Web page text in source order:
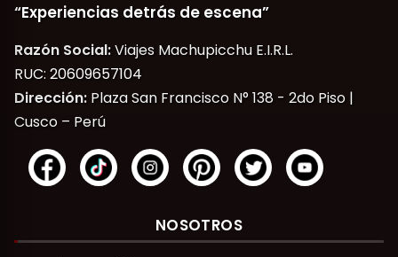
“Experiencias detrás de escena”
Razón Social:Viajes Machupicchu E.I.R.L.
RUC: 20609657104
Dirección: Plaza San Francisco N° 138 - 2do Piso |
Cusco – Perú
NOSOTROS